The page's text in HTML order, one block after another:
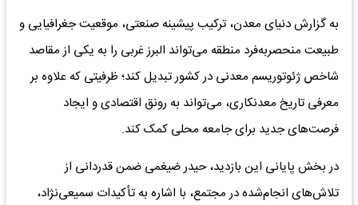
به گزارش دنیای معدن، ترکیب پیشینه صنعتی، موقعیت جغرافیایی و
طبیعت منحصربه‌فرد منطقه می‌تواند البرز غربی را به یکی از مقاصد
شاخص ژئوتوریسم معدنی در کشور تبدیل کند؛ ظرفیتی که علاوه بر
معرفی تاریخ معدنکاری، می‌تواند به رونق اقتصادی و ایجاد
فرصت‌های جدید برای جامعه محلی کمک کند.
در بخش پایانی این بازدید، حیدر ضیغمی ضمن قدردانی از
تلاش‌های انجام‌شده در مجتمع، با اشاره به تأکیدات سمیعی‌نژاد،